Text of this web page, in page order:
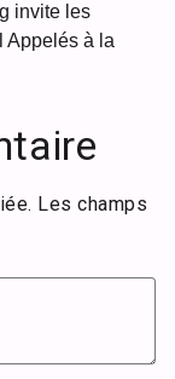
invite les
Appelés à la
Les champs